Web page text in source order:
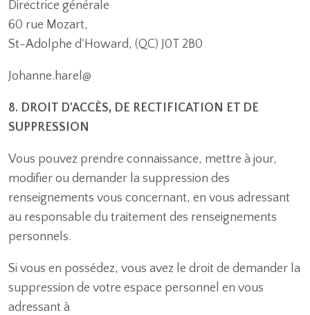
Directrice générale
60 rue Mozart,
St-Adolphe d'Howard, (QC) J0T 2B0
Johanne.harel@
8. DROIT D'ACCÈS, DE RECTIFICATION ET DE
SUPPRESSION
Vous pouvez prendre connaissance, mettre à jour,
modifier ou demander la suppression des
renseignements vous concernant, en vous adressant
au responsable du traitement des renseignements
personnels.
Si vous en possédez, vous avez le droit de demander la
suppression de votre espace personnel en vous
adressant à